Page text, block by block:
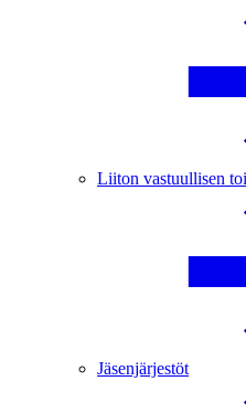
Liiton vastuullisen
Jäsenjärjestöt